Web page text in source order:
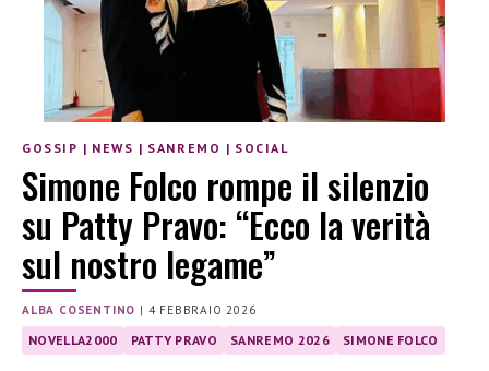
GOSSIP | NEWS | SANREMO | SOCIAL
Simone Folco rompe il silenzio
su Patty Pravo: “Ecco la verità
sul nostro legame”
ALBA COSENTINO | 4 FEBBRAIO 2026
NOVELLA2000 PATTY PRAVO SANREMO 2026 SIMONE FOLCO